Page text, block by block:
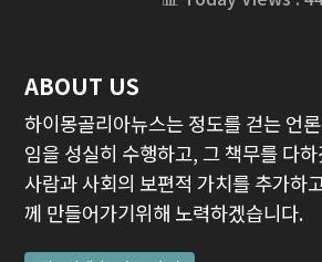
ABOUT US
하이몽골리아뉴스는 정도를 걷는 언
임을 성실히 수행하고, 그 책무를 다
사람과 사회의 보편적 가치를 추가하
께 만들어가기위해 노력하겠습니다.